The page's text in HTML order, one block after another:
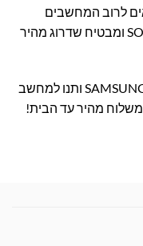
לרוב המחשבים
הניידים התומכים בזיכרון SODIMM DDR3 ומבטיח שדרוג מהיר
הזמינו עכשיו את זיכרון SAMSUNG 8GB SODIMM ותנו למחשב
מהיר עד הבית!